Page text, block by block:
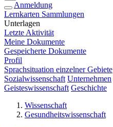
Anmeldung
Lernkarten Sammlungen
Unterlagen
Letzte Aktivität
Meine Dokumente
Gespeicherte Dokumente
Profil
Sprachsituation einzelner Gebiete
Sozialwissenschaft Unternehmen
Geisteswissenschaft Geschichte
Wissenschaft
Gesundheitswissenschaft